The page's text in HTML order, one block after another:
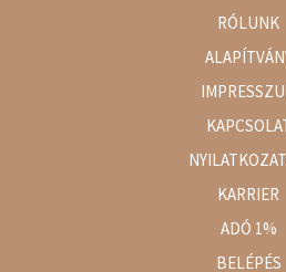
RÓLUNK
KARRIER
ADÓ 1%
BELÉPÉS